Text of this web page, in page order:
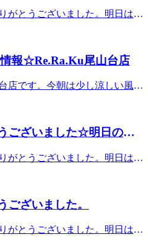
ございます！ブログ画像ご予
約状況はその都度変化致しま
．『肩甲骨ストレッチ＆骨
整体ファンからも人気のリラク
違うボディケアで、お身体リ
人気＃肩こり・腰痛＃骨盤スト
がとうございました。明日は11
チ＆骨盤ストレッチ』をとり入
リラク系ボディケア♪ ＃東急大
サージファンにも大人気 ＃肩
報☆Re.Ra.Ku尾山台店
店です。今朝は少し涼しい風が
れからですが、季節は確実に移
との寒暖差や蒸し暑さからのだ
、そんな時にはホッと、リラッ
★。☆。★。☆。★。☆。★。
本日の空き情報】本日はナ
ブログ画像ご予約お待ちしてお
都度変化致しますのでご注意く
☆。★。☆。★。☆。★。☆。
ございました☆明日のご
がとうございました。明日は12
チ＆骨盤ストレッチ』をとり入
リラク系ボディケア♪ ＃東急大
サージファンにも大人気 ＃肩
ございました。
がとうございました。明日は１